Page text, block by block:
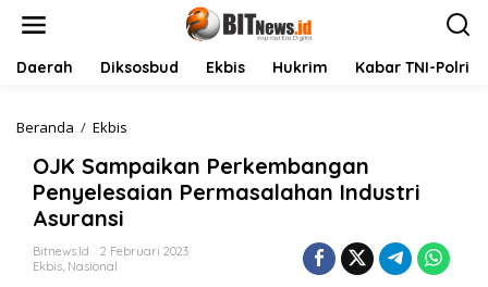
Daerah Diksosbud Ekbis Hukrim Kabar TNI-Polri
Beranda / Ekbis
K
S
a
p
OJK Sampaikan Perkembangan
Penyelesaian Permasalahan Industri
Asuransi
Bitnews.id
2 Februari 2023
Ekbis, Nasional